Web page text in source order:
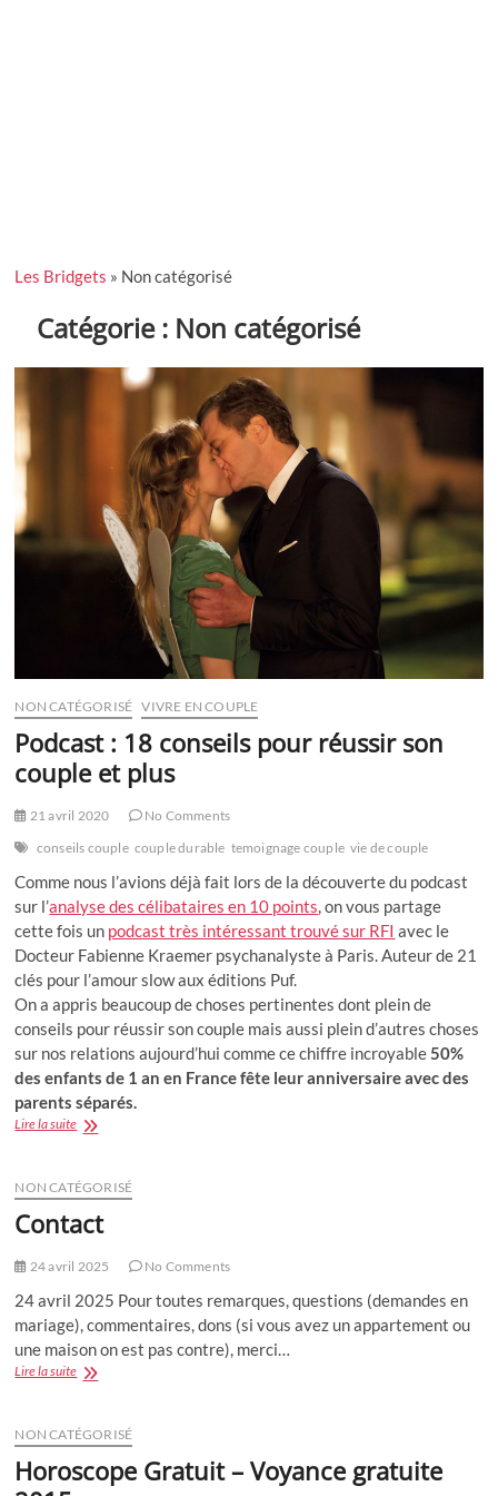
Les Bridgets » Non catégorisé
Catégorie : Non catégorisé
NON CATÉGORISÉ VIVRE EN COUPLE
Podcast : 18 conseils pour réussir son
couple et plus
21 avril 2020
No Comments
conseils couple couple durable temoignage couple vie de couple
Comme nous l’avions déjà fait lors de la découverte du podcast
sur l’analyse des célibataires en 10 points, on vous partage
cette fois un podcast très intéressant trouvé sur RFI avec le
Docteur Fabienne Kraemer psychanalyste à Paris. Auteur de 21
clés pour l’amour slow aux éditions Puf.
On a appris beaucoup de choses pertinentes dont plein de
conseils pour réussir son couple mais aussi plein d’autres choses
sur nos relations aujourd’hui comme ce chiffre incroyable50%
des enfants de 1 an en France fête leur anniversaire avec des
parents séparés.
Lire la suitePodcast
conseils
pour
réussir
couple
plus
NON CATÉGORISÉ
Contact
24 avril 2025 No Comments
24 avril 2025 Pour toutes remarques, questions (demandes en
mariage), commentaires, dons (si vous avez un appartement ou
une maison on est pas contre), merci…
Lire la suiteContact
NON CATÉGORISÉ
Horoscope Gratuit – Voyance gratuite